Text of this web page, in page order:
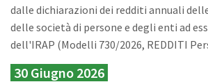
dalle dichiarazioni dei redditi annuali
delle società di persone e degli enti ad
dell'IRAP (Modelli 730/2026, REDDITI
30 Giugno 2026